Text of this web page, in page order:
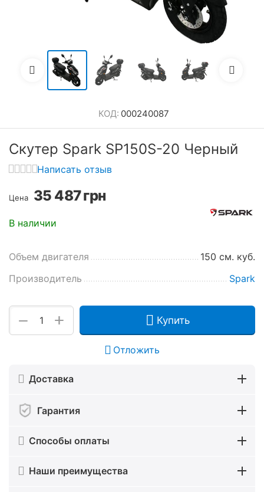
КОД: 000240087
Скутер Spark SP150S-20 Черный
Написать отзыв
Цена 35 487грн
В наличии
Объем двигателя
150 см. куб.
Производитель
Spark
+
− Купить
Отложить
Доставка
Гарантия
Способы оплаты
Наши преимущества